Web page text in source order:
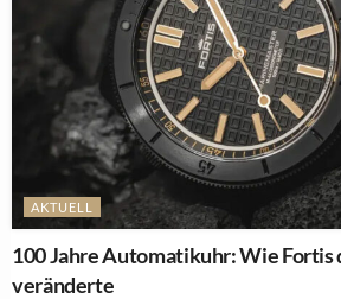
AKTUELL
100 Jahre Automatikuhr: Wie Fortis
veränderte